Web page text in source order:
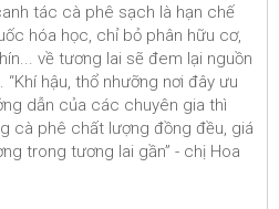
tác cà phê sạch là hạn chế
hóa học, chỉ bỏ phân hữu cơ,
về tương lai sẽ đem lại nguồn
hậu, thổ nhưỡng nơi đây ưu
dẫn của các chuyên gia thì
cà phê chất lượng đồng đều, giá
trong tương lai gần” - chị Hoa